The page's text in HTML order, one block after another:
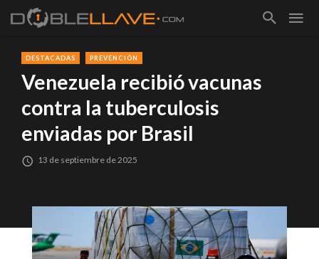
DESTACADAS PREVENCIÓN
Venezuela recibió vacunas
contra la tuberculosis
enviadas por Brasil
13 de septiembre de 2025